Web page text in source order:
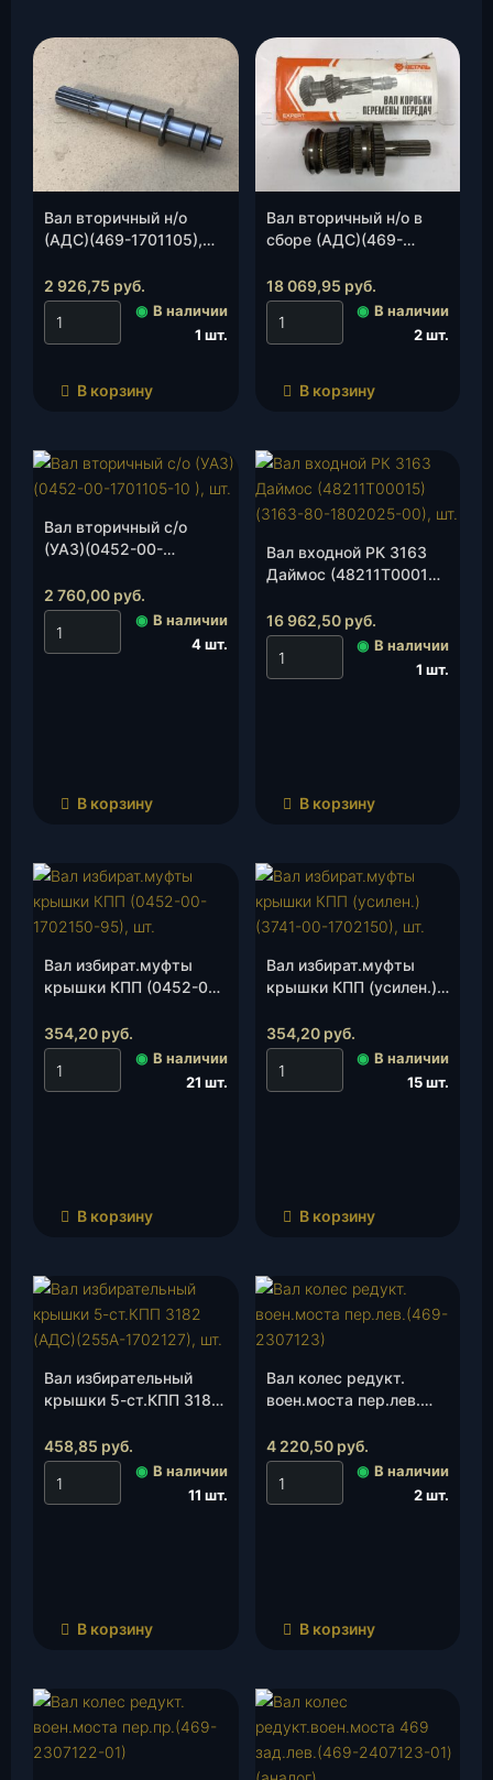
Вал вторичный н/о
(АДС)(469-1701105),
2 926,75 руб.
◉ В наличии
1 шт.
В корзину
Вал вторичный н/о в
сборе (АДС)(469-
18 069,95 руб.
◉ В наличии
2 шт.
В корзину
Вал вторичный с/о
(УАЗ)(0452-00-
2 760,00 руб.
◉ В наличии
4 шт.
В корзину
Вал входной РК 3163
Даймос (48211Т00015)
шт.
16 962,50 руб.
◉ В наличии
1 шт.
В корзину
Вал избират.муфты
крышки КПП (0452-00-
354,20 руб.
◉ В наличии
21 шт.
В корзину
Вал избират.муфты
крышки КПП (усилен.)
354,20 руб.
◉ В наличии
15 шт.
В корзину
Вал избирательный
крышки 5-ст.КПП 3182
шт.
458,85 руб.
◉ В наличии
11 шт.
В корзину
Вал колес редукт.
воен.моста пер.лев.
(Автопром Плюс), шт.
4 220,50 руб.
◉ В наличии
2 шт.
В корзину